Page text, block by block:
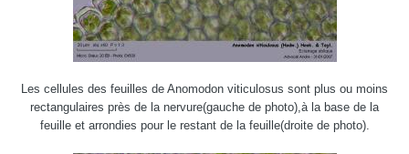
Les cellules des feuilles de Anomodon viticulosus sont plus ou moins
rectangulaires près de la nervure(gauche de photo),à la base de la
feuille et arrondies pour le restant de la feuille(droite de photo).